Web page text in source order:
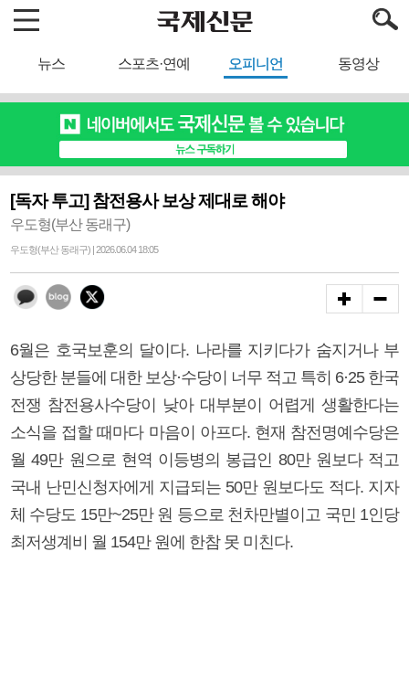
뉴스 스포츠·연예 오피니언 동영상
[독자 투고] 참전용사 보상 제대로 해야
우도형(부산 동래구)
우도형(부산 동래구) | 2026.06.04 18:05
6월은 호국보훈의 달이다. 나라를 지키다가 숨지거나 부
상당한 분들에 대한 보상·수당이 너무 적고 특히 6·25 한국
전쟁 참전용사수당이 낮아 대부분이 어렵게 생활한다는
소식을 접할 때마다 마음이 아프다. 현재 참전명예수당은
월 49만 원으로 현역 이등병의 봉급인 80만 원보다 적고
국내 난민신청자에게 지급되는 50만 원보다도 적다. 지자
체 수당도 15만~25만 원 등으로 천차만별이고 국민 1인당
최저생계비 월 154만 원에 한참 못 미친다.